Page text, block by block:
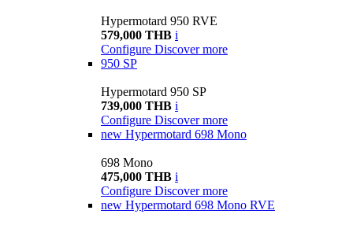
Hypermotard 950 RVE
579,000 THB i
Configure Discover more
950 SP
Hypermotard 950 SP
739,000 THB i
Configure Discover more
new Hypermotard 698 Mono
698 Mono
475,000 THB i
Configure Discover more
new Hypermotard 698 Mono RVE